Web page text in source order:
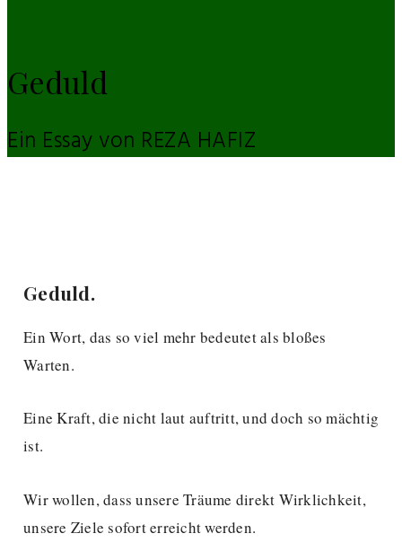
Geduld
Ein Essay von REZA HAFIZ
Geduld.
Ein Wort, das so viel mehr bedeutet als bloßes
Warten.
Eine Kraft, die nicht laut auftritt, und doch so mächtig
ist.
Wir wollen, dass unsere Träume direkt Wirklichkeit,
unsere Ziele sofort erreicht werden.